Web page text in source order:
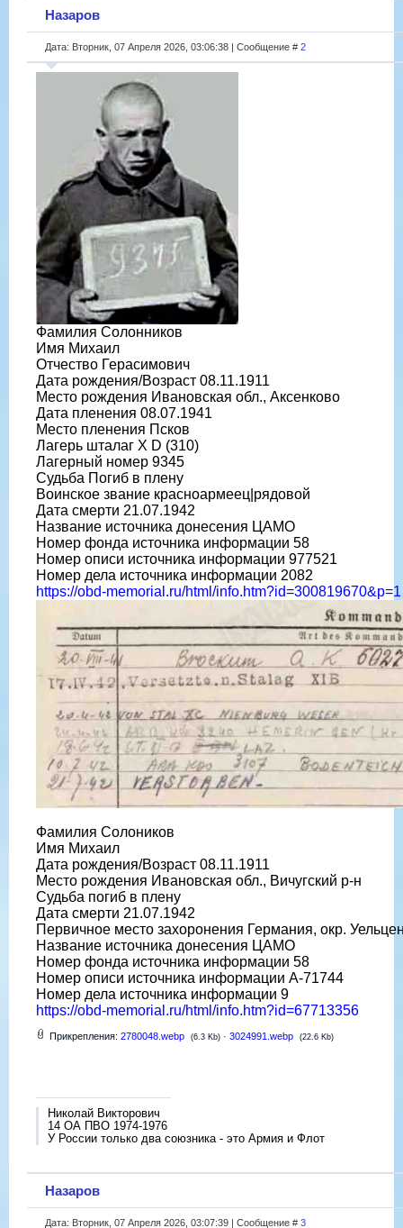
Назаров
Дата: Вторник, 07 Апреля 2026, 03:06:38 | Сообщение # 2
Фамилия Солонников
Имя Михаил
Отчество Герасимович
Дата рождения/Возраст 08.11.1911
Место рождения Ивановская обл., Аксенково
Дата пленения 08.07.1941
Место пленения Псков
Лагерь шталаг X D (310)
Лагерный номер 9345
Судьба Погиб в плену
Воинское звание красноармеец|рядовой
Дата смерти 21.07.1942
Название источника донесения ЦАМО
Номер фонда источника информации 58
Номер описи источника информации 977521
Номер дела источника информации 2082
https://obd-memorial.ru/html/info.htm?id=300819670&p=1
Фамилия Солоников
Имя Михаил
Дата рождения/Возраст 08.11.1911
Место рождения Ивановская обл., Вичугский р-н
Судьба погиб в плену
Дата смерти 21.07.1942
Первичное место захоронения Германия, окр.
Название источника донесения ЦАМО
Номер фонда источника информации 58
Номер описи источника информации A-71744
Номер дела источника информации 9
https://obd-memorial.ru/html/info.htm?id=67713356
Прикрепления: 2780048.webp (6.3 Kb) · 3024991.webp (22.6 Kb)
Николай Викторович
14 ОА ПВО 1974-1976
У России только два союзника - это Армия и Флот
Назаров
Дата: Вторник, 07 Апреля 2026, 03:07:39 | Сообщение # 3